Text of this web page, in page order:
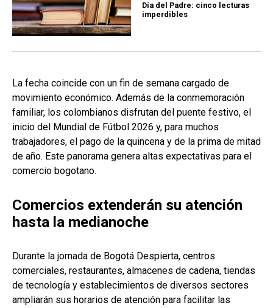
Día del Padre: cinco lecturas
imperdibles
La fecha coincide con un fin de semana cargado de
movimiento económico. Además de la conmemoración
familiar, los colombianos disfrutan del puente festivo, el
inicio del Mundial de Fútbol 2026 y, para muchos
trabajadores, el pago de la quincena y de la prima de mitad
de año. Este panorama genera altas expectativas para el
comercio bogotano.
Comercios extenderán su atención
hasta la medianoche
Durante la jornada de Bogotá Despierta, centros
comerciales, restaurantes, almacenes de cadena, tiendas
de tecnología y establecimientos de diversos sectores
ampliarán sus horarios de atención para facilitar las